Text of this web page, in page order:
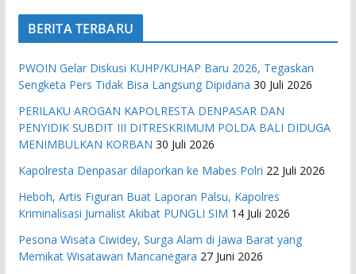
BERITA TERBARU
PWOIN Gelar Diskusi KUHP/KUHAP Baru 2026, Tegaskan
Sengketa Pers Tidak Bisa Langsung Dipidana 30 Juli 2026
PERILAKU AROGAN KAPOLRESTA DENPASAR DAN
PENYIDIK SUBDIT III DITRESKRIMUM POLDA BALI DIDUGA
MENIMBULKAN KORBAN 30 Juli 2026
Kapolresta Denpasar dilaporkan ke Mabes Polri 22 Juli 2026
Heboh, Artis Figuran Buat Laporan Palsu, Kapolres
Kriminalisasi Jurnalist Akibat PUNGLI SIM 14 Juli 2026
Pesona Wisata Ciwidey, Surga Alam di Jawa Barat yang
Memikat Wisatawan Mancanegara 27 Juni 2026